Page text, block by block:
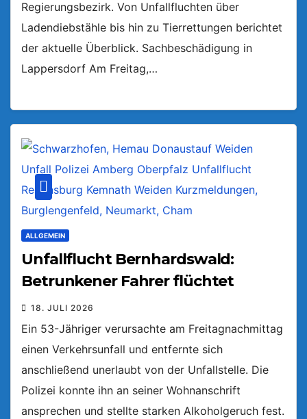
Regierungsbezirk. Von Unfallfluchten über
Ladendiebstähle bis hin zu Tierrettungen berichtet
der aktuelle Überblick. Sachbeschädigung in
Lappersdorf Am Freitag,…
ALLGEMEIN
Unfallflucht Bernhardswald:
Betrunkener Fahrer flüchtet
18. JULI 2026
Ein 53-Jähriger verursachte am Freitagnachmittag
einen Verkehrsunfall und entfernte sich
anschließend unerlaubt von der Unfallstelle. Die
Polizei konnte ihn an seiner Wohnanschrift
ansprechen und stellte starken Alkoholgeruch fest.